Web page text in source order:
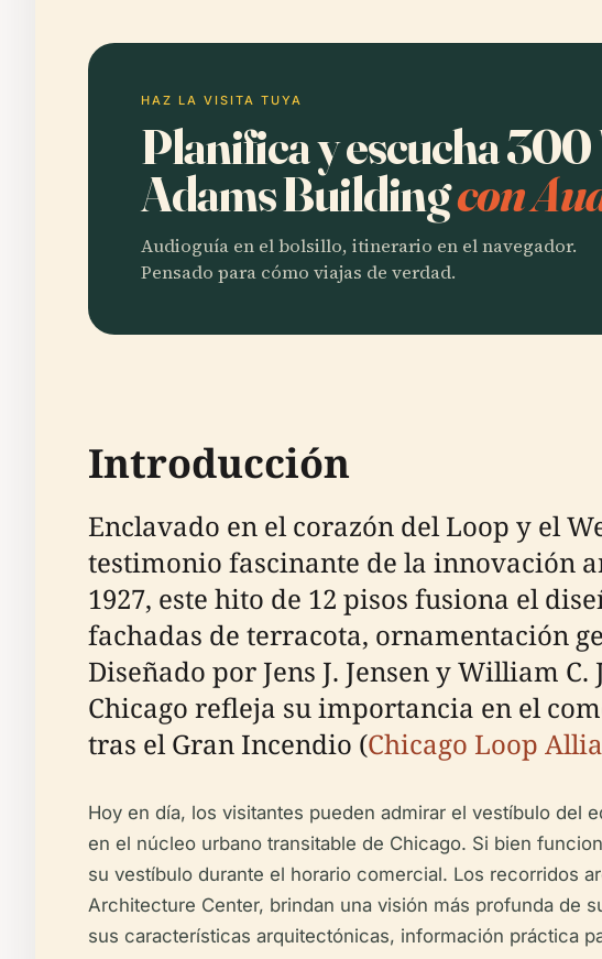
HAZ LA VISITA TUYA
Planifica y escucha 300
Adams Buildingcon
Audioguía en el bolsillo, itinerario en el navegador.
Pensado para cómo viajas de verdad.
Introducción
Enclavado en el corazón del Loop y el
testimonio fascinante de la innovación
1927, este hito de 12 pisos fusiona el
fachadas de terracota, ornamentación
Diseñado por Jens J. Jensen y William
Chicago refleja su importancia en el
tras el Gran Incendio (Chicago Loop
Hoy en día, los visitantes pueden admirar el vestíbulo del
en el núcleo urbano transitable de Chicago. Si bien
su vestíbulo durante el horario comercial. Los recorridos
Architecture Center, brindan una visión más profunda de
sus características arquitectónicas, información práctica